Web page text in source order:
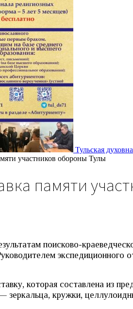
Тульская
участников обороны Тулы
памяти
поисково-
экспедиционного
которая составлена из
кружки,